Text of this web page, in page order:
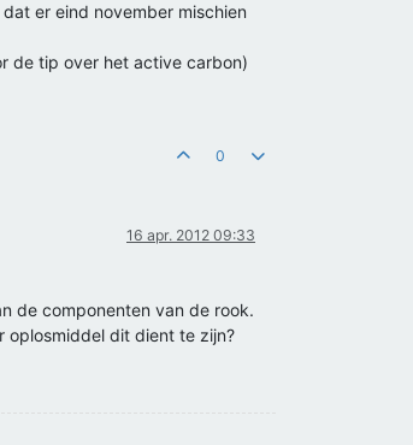
er eind november mischien
de tip over het active carbon)
0
16 apr. 2012 09:33
de componenten van de rook.
oplosmiddel dit dient te zijn?